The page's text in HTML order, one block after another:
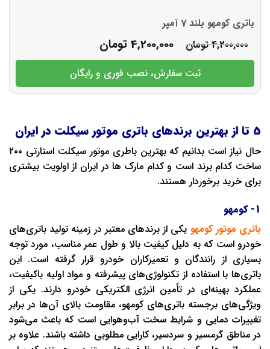
باتری کومهو بلند 7 آمپر
4,200,000 تومان 4,200,000 تومان
ثبت سفارش، نصب فوری و رایگان
5 تا از بهترین برندهای باتری موتور سیکلت در ایران
حال نیاز است بدانیم که بهترین باطری موتور سیکلت استارتی ۲۰۰
ساخت کدام برند است و کدام مارک ها در ایران از اولویت بیشتری
برای خرید برخوردار هستند.
1- کومهو
باتری موتور کومهو یکی از برندهای معتبر در زمینه تولید باتری‌های
خودرو است که به دلیل کیفیت بالا و طول عمر مناسب، مورد توجه
بسیاری از رانندگان و تعمیرکاران خودرو قرار گرفته است. این
باتری‌ها با استفاده از تکنولوژی‌های پیشرفته و مواد اولیه باکیفیت،
عملکرد بهینه‌ای در تأمین انرژی الکتریکی خودرو دارند. یکی از
ویژگی‌های برجسته باتری‌های کومهو، مقاومت بالای آن‌ها در برابر
تغییرات دمایی و شرایط سخت آب‌وهوایی است که باعث می‌شود
در مناطق گرمسیر و سردسیر، کارایی مطلوبی داشته باشند. علاوه بر